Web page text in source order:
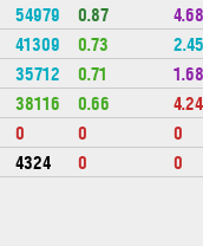
54979 0.87
4.68
41309 0.73
2.45
35712 0.71
1.68
38116 0.66
4.24
0 0
0
4324 0
0